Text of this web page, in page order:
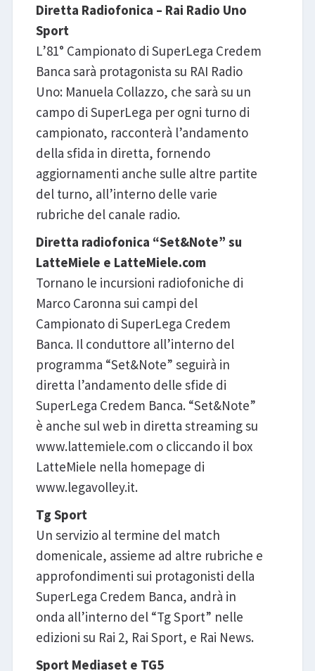
Diretta Radiofonica – Rai Radio Uno
Sport
L’81° Campionato di SuperLega Credem
Banca sarà protagonista su RAI Radio
Uno: Manuela Collazzo, che sarà su un
campo di SuperLega per ogni turno di
campionato, racconterà l’andamento
della sfida in diretta, fornendo
aggiornamenti anche sulle altre partite
del turno, all’interno delle varie
rubriche del canale radio.
Diretta radiofonica “Set&Note” su
LatteMiele e LatteMiele.com
Tornano le incursioni radiofoniche di
Marco Caronna sui campi del
Campionato di SuperLega Credem
Banca. Il conduttore all’interno del
programma “Set&Note” seguirà in
diretta l’andamento delle sfide di
SuperLega Credem Banca. “Set&Note”
è anche sul web in diretta streaming su
www.lattemiele.com o cliccando il box
LatteMiele nella homepage di
www.legavolley.it.
Tg Sport
Un servizio al termine del match
domenicale, assieme ad altre rubriche e
approfondimenti sui protagonisti della
SuperLega Credem Banca, andrà in
onda all’interno del “Tg Sport” nelle
edizioni su Rai 2, Rai Sport, e Rai News.
Sport Mediaset e TG5